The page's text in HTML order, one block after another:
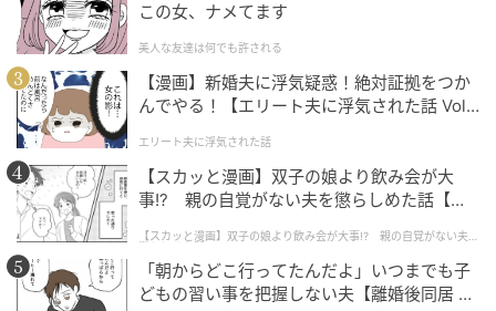
ただし、「うなぎの寝床」のような土地そのものが悪
いわけではありません。こうした土地には、独自の魅
力もあります。
たとえば、奥行を生かして「中庭」を設ければ、外か
らの視線を遮りながら光を取り込めるプライベート感
満載の空間がつくれます。
また、立地によっては便利な市街地に安く住めるとい
うメリットもあり、ミニマルで隠れ家のような暮らし
この女、ナメてます
美人な友達は何でも許される
【漫画】新婚夫に浮気疑惑！絶対証拠をつか
んでやる！【エリート夫に浮気された話 Vol.
エリート夫に浮気された話
【スカッと漫画】双子の娘より飲み会が大
事!? 親の自覚がない夫を懲らしめた話【第1
【スカッと漫画】双子の娘より飲み会が大事!? 親の自覚がない夫を
懲らしめた話
「朝からどこ行ってたんだよ」いつまでも子
どもの習い事を把握しない夫【離婚後同居 Vo